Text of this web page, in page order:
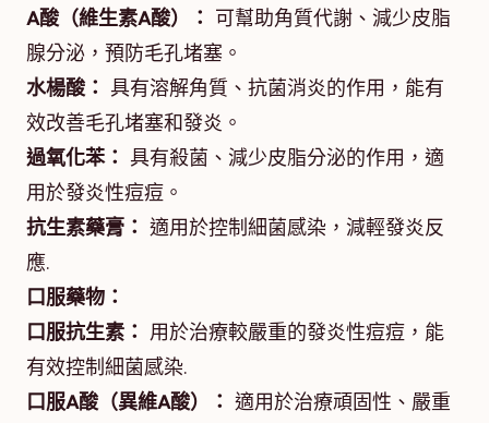
A酸（維生素A酸）： 可幫助角質代謝、減少皮脂
腺分泌，預防毛孔堵塞。
水楊酸： 具有溶解角質、抗菌消炎的作用，能有
效改善毛孔堵塞和發炎。
過氧化苯： 具有殺菌、減少皮脂分泌的作用，適
用於發炎性痘痘。
抗生素藥膏： 適用於控制細菌感染，減輕發炎反
應.
口服藥物：
口服抗生素： 用於治療較嚴重的發炎性痘痘，能
有效控制細菌感染.
口服A酸（異維A酸）： 適用於治療頑固性、嚴重